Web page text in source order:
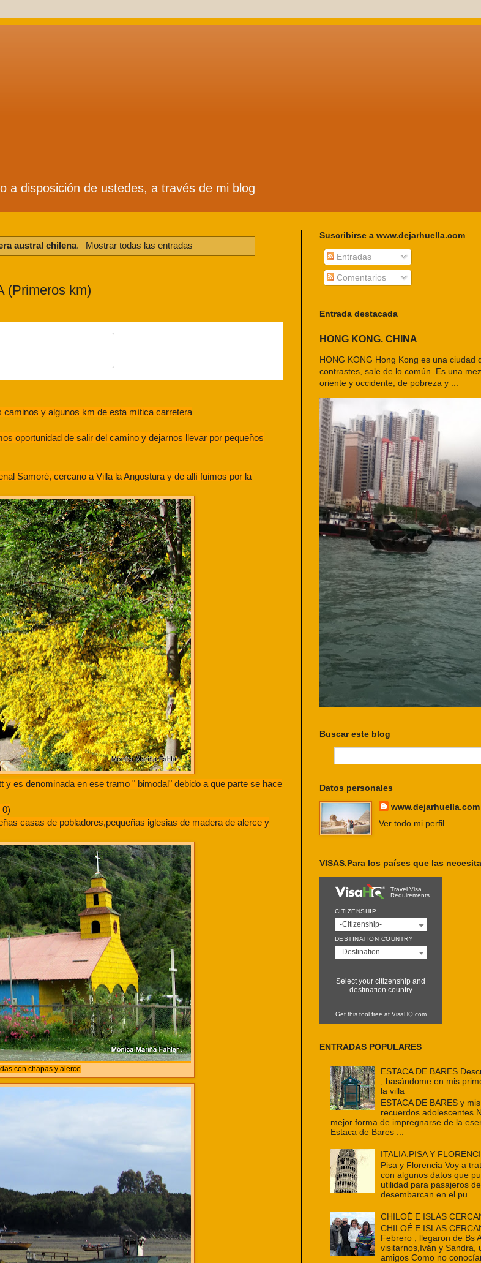
a disposición de ustedes, a través de mi blog
austral chilena. Mostrar todas las entradas
(Primeros km)
y algunos km de esta mítica carretera
oportunidad de salir del camino y dejarnos llevar por pequeños
Samoré, cercano a Villa la Angostura y de allí fuimos por la
es denominada en ese tramo " bimodal" debido a que parte se hace
0)
casas de pobladores,pequeñas iglesias de madera de alerce y
con chapas y alerce
Suscribirse a www.dejarhuella.com
Entradas
Comentarios
Entrada destacada
HONG KONG. CHINA
HONG KONG Hong Kong es una ciudad
contrastes, sale de lo común Es una
oriente y occidente, de pobreza y ...
Buscar este blog
Datos personales
www.dejarhuella.com
Ver todo mi perfil
VISAS.Para los países que las
Travel Visa
Requirements
CITIZENSHIP
-Citizenship-
DESTINATION COUNTRY
-Destination-
Select your citizenship and
destination country
Get this tool free at VisaHQ.com
ENTRADAS POPULARES
ESTACA DE
, basándome en mis
la villa
ESTACA DE BARES y
recuerdos adolescentes
mejor forma de impregnarse de la
Estaca de Bares ...
ITALIA.PISA Y
Pisa y Florencia Voy a
con algunos datos que
utilidad para pasajeros
desembarcan en el pu...
CHILOÉ E ISLAS
CHILOÉ E ISLAS
Febrero , llegaron de Bs
visitarnos,Iván y Sandra,
amigos Como no